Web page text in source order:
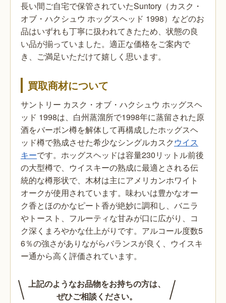
長い間ご自宅で保管されていたSuntory（カスク・
オブ・ハクシュウ ホッグスヘッド 1998）などのお
品はいずれも丁寧に扱われてきたため、状態の良
い品が揃っていました。適正な価格をご案内で
き、ご満足いただけて嬉しく思います。
買取商材について
サントリー カスク・オブ・ハクシュウ ホッグスヘ
ッド 1998は、白州蒸溜所で1998年に蒸留された原
酒をバーボン樽を解体して再構成したホッグスヘ
ッド樽で熟成させた希少なシングルカスク ウイス
キーです。ホッグスヘッドは容量230リットル前後
の大型樽で、ウイスキーの熟成に最適とされる伝
統的な樽形状で、木材は主にアメリカンホワイト
オークが使用されています。味わいは豊かなオー
ク香とほのかなピート香が絶妙に調和し、バニラ
やトースト、フルーティな甘みが口に広がり、コ
ク深くまろやかな仕上がりです。アルコール度数5
6％の強さがありながらバランスが良く、ウイスキ
ー通から高く評価されています。
上記のようなお品物をお持ちの方は、
ぜひご相談ください。